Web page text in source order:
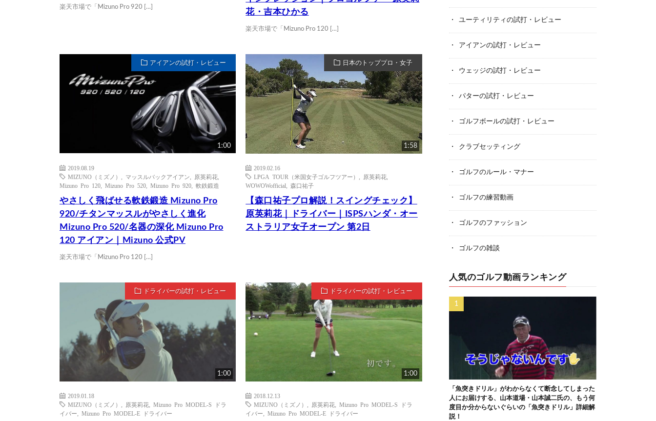
楽天市場で「Mizuno Pro 920 […]
花・吉本ひかる
楽天市場で「Mizuno Pro 120 […]
アイアンの試打・レビュー
1:00
2019.08.19
MIZUNO（ミズノ）
マッスルバックアイアン 原英莉花
Mizuno Pro 120
Mizuno Pro 520 Mizuno Pro 920 軟鉄鍛造
やさしく飛ばせる軟鉄鍛造 Mizuno Pro
920/チタンマッスルがやさしく進化
Mizuno Pro 520/名器の深化 Mizuno Pro
120 アイアン｜Mizuno 公式PV
楽天市場で「Mizuno Pro 120 […]
日本のトッププロ・女子
1:58
2019.02.16
LPGA TOUR（米国女子ゴルフツアー）
原英莉花
WOWOWofficial
,森口祐子
【森口祐子プロ解説！スイングチェック】
原英莉花｜ドライバー｜ISPSハンダ・オー
ストラリア女子オープン 第2日
ドライバーの試打・レビュー
1:00
2019.01.18
MIZUNO（ミズノ）
原英莉花
Mizuno Pro MODEL-S ドラ
イバー
Mizuno Pro MODEL-E ドライバー
ドライバーの試打・レビュー
1:00
2018.12.13
MIZUNO（ミズノ）
原英莉花 ,Mizuno Pro MODEL-S ドラ
イバー
,Mizuno Pro MODEL-E ドライバー
ユーティリティの試打・レビュー
アイアンの試打・レビュー
ウェッジの試打・レビュー
パターの試打・レビュー
ゴルフボールの試打・レビュー
クラブセッティング
ゴルフのルール・マナー
ゴルフの練習動画
ゴルフのファッション
ゴルフの雑談
人気のゴルフ動画ランキング
「魚突きドリル」がわからなくて断念してしまった
人にお届けする、山本道場・山本誠二氏の、もう何
度目か分からないぐらいの「魚突きドリル」詳細解
説！